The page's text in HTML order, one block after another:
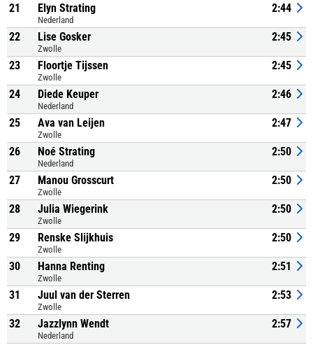
21 Elyn Strating
Nederland
2:44
22 Lise Gosker
Zwolle
2:45
23 Floortje Tijssen
Zwolle
2:45
24 Diede Keuper
Nederland
2:46
25 Ava van Leijen
Zwolle
2:47
26 Noé Strating
Nederland
2:50
27 Manou Grosscurt
Zwolle
2:50
28 Julia Wiegerink
Zwolle
2:50
29 Renske Slijkhuis
Zwolle
2:50
30 Hanna Renting
Zwolle
2:51
31 Juul van der Sterren
Zwolle
2:53
32 Jazzlynn Wendt
Nederland
2:57